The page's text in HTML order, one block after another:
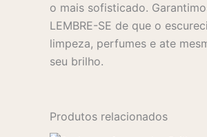
o mais sofisticado.
LEMBRE-SE de que o
limpeza, perfumes e ate
seu brilho.
Produtos relacionados